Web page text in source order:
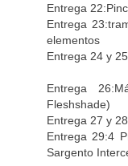
Entrega
Entrega
elementos
Entrega 24 y
Entrega
Fleshshade)
Entrega 27 y
Entrega 29:4
Sargento